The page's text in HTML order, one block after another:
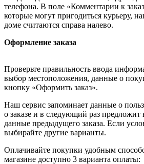
телефона. В поле «Комментарии к
которые могут пригодиться курьеру,
доме считаются справа налево.
Оформление заказа
Проверьте правильность ввода
выбор местоположения, данные о
кнопку «Оформить заказ».
Наш сервис запоминает данные о
о заказе и в следующий раз предложит
данные предыдущего заказа. Если
выбирайте другие варианты.
Оплачивайте покупки удобным
магазине доступно 3 варианта оплаты: